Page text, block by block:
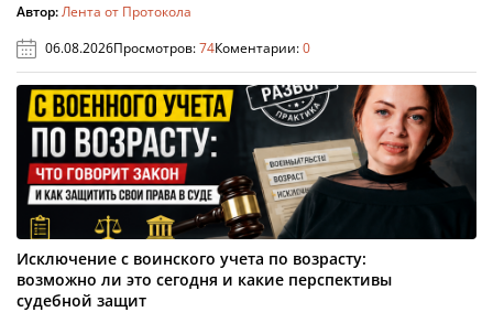
Автор:Лента от Протокола
06.08.2026Просмотров:74Коментарии:0
Исключение с воинского учета по возрасту:
возможно ли это сегодня и какие перспективы
судебной защит